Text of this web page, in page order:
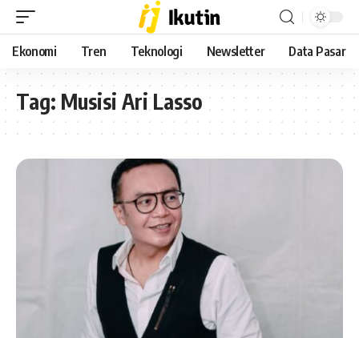
Ekonomi Tren Teknologi Newsletter Data Pasar
Tag: Musisi Ari Lasso